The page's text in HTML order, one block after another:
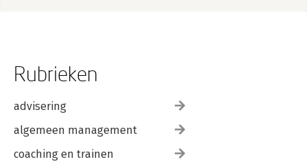
Rubrieken
advisering
algemeen management
coaching en trainen